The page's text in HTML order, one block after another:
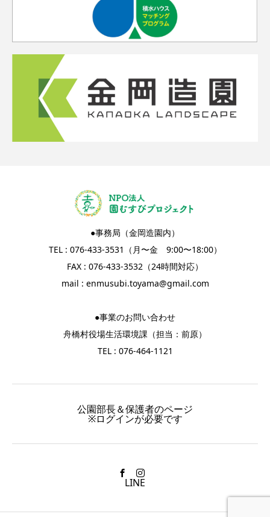
●事務局（金岡造園内）
TEL : 076-433-3531（月〜金 9:00〜18:00）
FAX : 076-433-3532（24時間対応）
mail : enmusubi.toyama@gmail.com
●事業のお問い合わせ
舟橋村役場生活環境課（担当：前原）
TEL : 076-464-1121
公園部長＆保護者のページ
※ログインが必要です
LINE